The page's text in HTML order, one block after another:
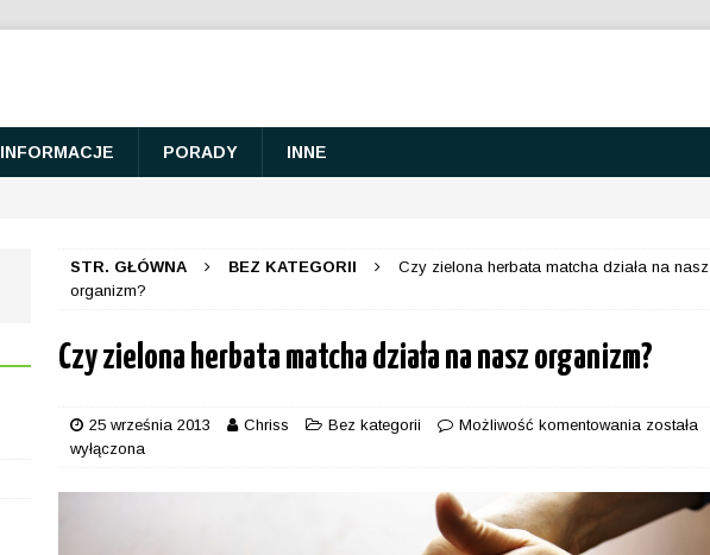
INFORMACJE PORADY INNE
STR. GŁÓWNA BEZ KATEGORII
Czy zielona herbata matcha działa na nasz
organizm?
Czy zielona herbata matcha działa na nasz organizm?
25 września 2013 Chriss Bez kategorii Możliwość komentowania została
wyłączona